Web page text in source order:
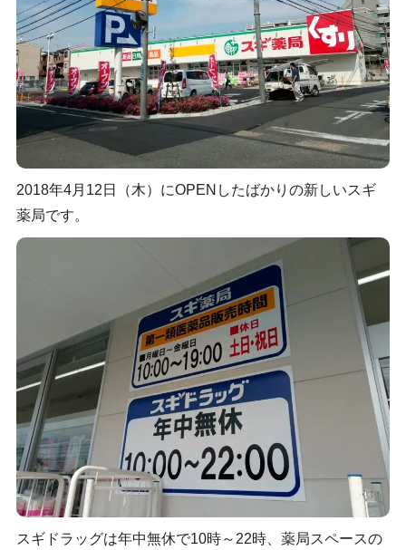
2018年4月12日（木）にOPENしたばかりの新しいスギ
薬局です。
スギドラッグは年中無休で10時～22時、薬局スペースの